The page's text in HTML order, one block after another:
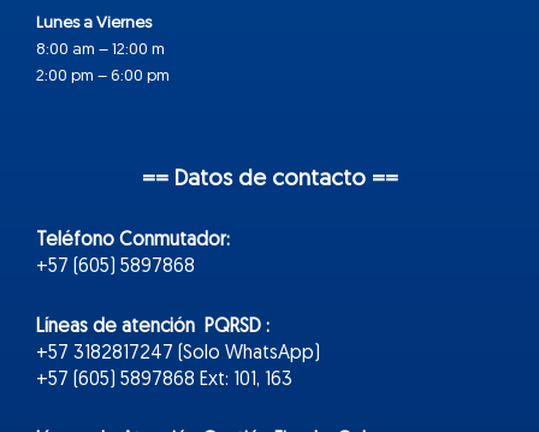
Lunes a Viernes
8:00 am – 12:00 m
2:00 pm – 6:00 pm
== Datos de contacto ==
Teléfono Conmutador:
+57 (605) 5897868
Líneas de atención PQRSD :
+57 3182817247 (Solo WhatsApp)
+57 (605) 5897868 Ext: 101, 163